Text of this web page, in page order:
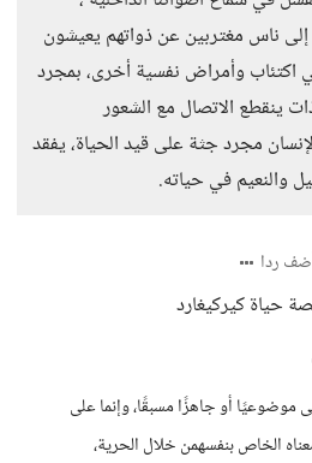
ناس مغتربين عن ذواتهم يعيشون
وأمراض نفسية أخرى، بمجرد
ينقطع الاتصال مع الشعور
مجرد جثة على قيد الحياة، يفقد
والنعيم في حياته.
ردا
حياة كيركيغارد
موضوعيًا أو جاهزًا مسبقًا، وإنما على
الخاص بنفسهمن خلال الحرية،